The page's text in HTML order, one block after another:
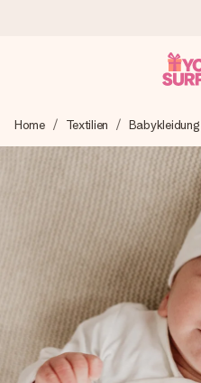
Wir bereiten dein Geschenk
blitzschnell – damit du es
überreichen kannst, wenn
4,8 (basierend auf
Unsere Geschenke
4,8 bei Google Reviews
die wir versenden).
Home Textilien Babykleidung